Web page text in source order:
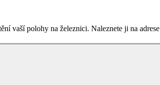
vaší polohy na železnici. Naleznete ji na adrese